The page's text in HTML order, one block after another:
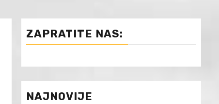
ZAPRATITE NAS:
NAJNOVIJE